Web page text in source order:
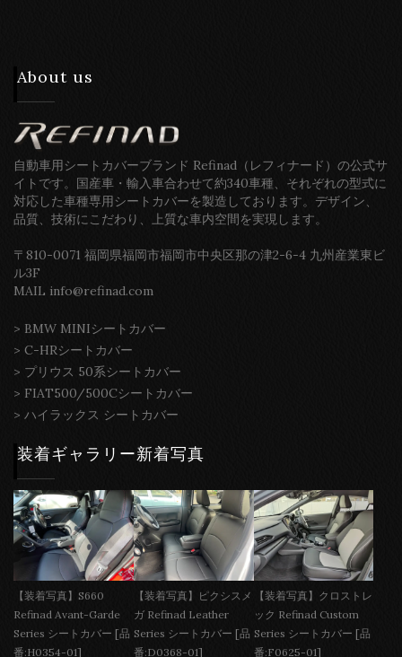
About us
自動車用シートカバーブランド Refinad（レフィナード）の公式サ
イトです。国産車・輸入車合わせて約340車種、それぞれの型式に
対応した車種専用シートカバーを製造しております。デザイン、
品質、技術にこだわり、上質な車内空間を実現します。
〒810-0071 福岡県福岡市福岡市中央区那の津2-6-4 九州産業東ビ
ル3F
MAIL info@refinad.com
> BMW MINIシートカバー
> C-HRシートカバー
> プリウス 50系シートカバー
> FIAT500/500Cシートカバー
> ハイラックス シートカバー
装着ギャラリー新着写真
【装着写真】S660
Refinad Avant-Garde
Series シートカバー [品
番:H0354-01]
【装着写真】ピクシスメ
ガ Refinad Leather
Series シートカバー [品
番:D0368-01]
【装着写真】クロストレ
ック Refinad Custom
Series シートカバー [品
番:F0625-01]